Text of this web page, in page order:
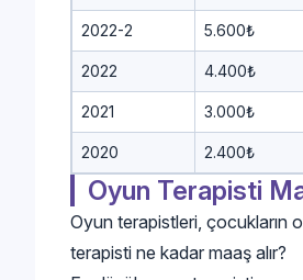
2022-2 5.600₺
2022 4.400₺
2021 3.000₺
2020 2.400₺
Oyun Terapisti
Oyun terapistleri, çocukların
terapisti ne kadar maaş alır?